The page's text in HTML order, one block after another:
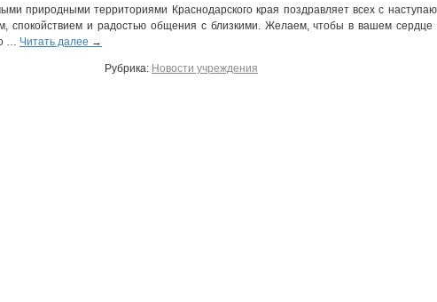
природными территориями Краснодарского края поздравляет всех с
спокойствием и радостью общения с близкими. Желаем, чтобы в вашем сердце
… Читать далее →
Рубрика: Новости учреждения